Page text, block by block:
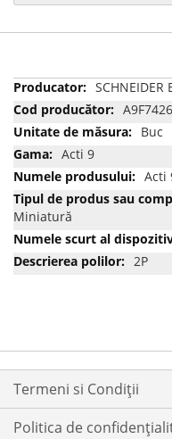
Mai
multe
informatii
SCHNEIDER
Buc
Acti 9
Acti
Miniatură
2P
Termeni si Condiții
Politica de